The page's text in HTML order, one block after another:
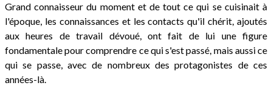
Grand connaisseur du moment et de tout ce qui se cuisinait à
l'époque, les connaissances et les contacts qu'il chérit, ajoutés
aux heures de travail dévoué, ont fait de lui une figure
fondamentale pour comprendre ce qui s'est passé, mais aussi ce
qui se passe, avec de nombreux des protagonistes de ces
années-là.